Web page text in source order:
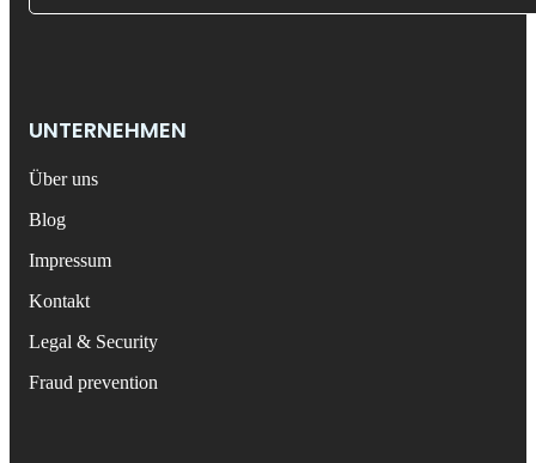
UNTERNEHMEN
Über uns
Blog
Impressum
Kontakt
Legal & Security
Fraud prevention